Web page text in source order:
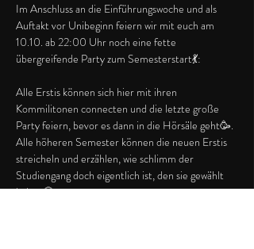
Im Anschluss an die Einführungswoche und als
Auftakt vor Unibeginn feiern wir mit euch am
10.10. ab 22:00 Uhr noch eine fette
übergreifende Party zum Semesterstart💃:
Alle Erstis können sich hier mit ihren
Kommilitonen connecten und die letzte große
Party feiern, bevor es dann in die Hörsäle geht🥳.
Alle höheren Semester können die neuen Erstis
streicheln und erzählen, wie schlimm der
Studiengang doch eigentlich ist, den sie gewählt
haben🫠.